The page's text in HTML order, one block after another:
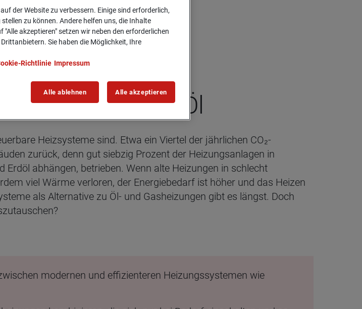
zu Gas und Öl
Heizsysteme sind. Etwa ein Viertel der jährlichen CO₂-
zurück, denn gut siebzig Prozent der Heizungsanlagen in
abhängen, betrieben. Wenn alte Heizungen in schlecht
viel Wärme verloren, der Energiebedarf ist höher und das Heizen
als Alternative zu Öl- und Gasheizungen gibt es längst. Doch
modernen und effizienteren Heizungssystemen wie
der Website zu verbessern. Einige sind erforderlich,
zu können. Andere helfen uns, die Inhalte
akzeptieren" setzen wir neben den erforderlichen
Sie haben die Möglichkeit, Ihre
Richtlinie Impressum
Alle ablehnen Alle akzeptieren